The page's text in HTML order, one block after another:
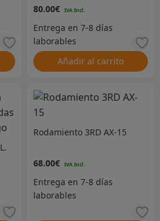
80.00€
Añadir al carrito
Rodamiento 3RD AX-15
68.00€